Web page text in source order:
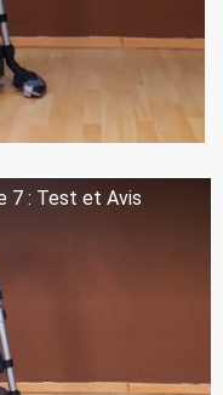
7 : Test et Avis